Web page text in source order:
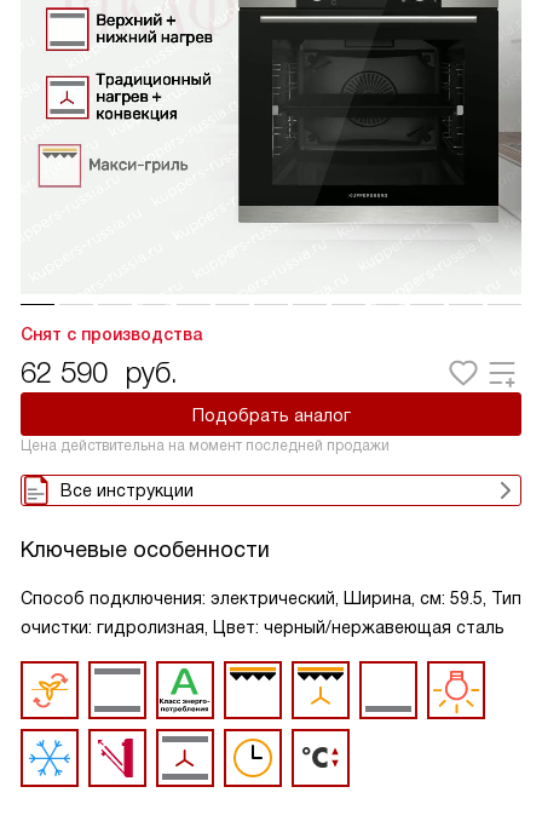
Снят с производства
62 590 руб.
Подобрать аналог
Цена действительна на момент последней продажи
Все инструкции
Ключевые особенности
Способ подключения: электрический, Ширина, см: 59.5, Тип
очистки: гидролизная, Цвет: черный/нержавеющая сталь